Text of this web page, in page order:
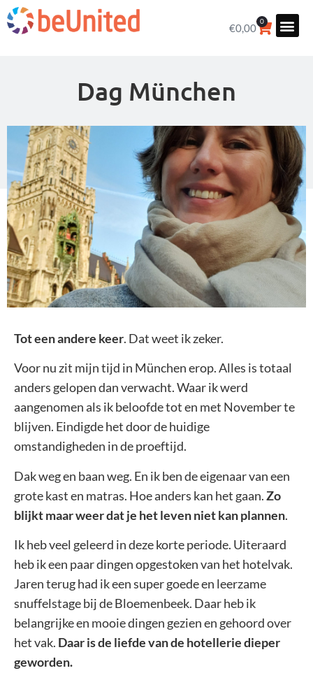
€0,00
0
Dag München
Tot een andere keer. Dat weet ik zeker.
Voor nu zit mijn tijd in München erop. Alles is totaal
anders gelopen dan verwacht. Waar ik werd
aangenomen als ik beloofde tot en met November te
blijven. Eindigde het door de huidige
omstandigheden in de proeftijd.
Dak weg en baan weg. En ik ben de eigenaar van een
grote kast en matras. Hoe anders kan het gaan.Zo
blijkt maar weer dat je het leven niet kan plannen.
Ik heb veel geleerd in deze korte periode. Uiteraard
heb ik een paar dingen opgestoken van het hotelvak.
Jaren terug had ik een super goede en leerzame
snuffelstage bij de Bloemenbeek. Daar heb ik
belangrijke en mooie dingen gezien en gehoord over
het vak. Daar is de liefde van de hotellerie dieper
geworden.